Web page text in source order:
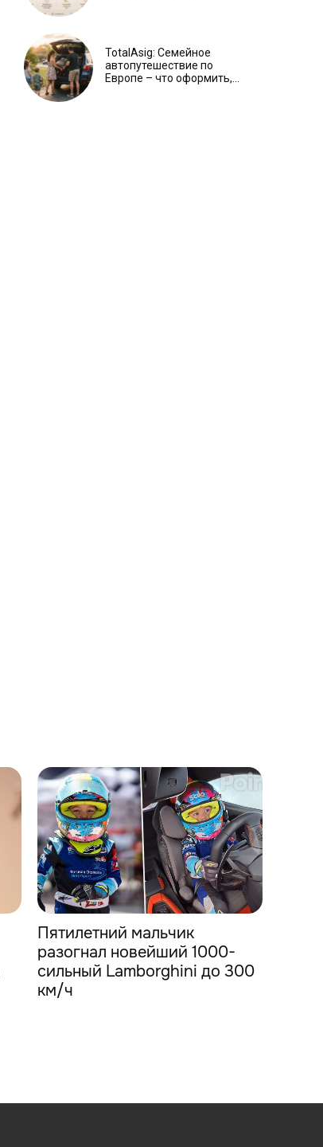
TotalAsig: Семейное
автопутешествие по
Европе – что оформить,
Пятилетний мальчик
разогнал новейший 1000-
сильный Lamborghini до 300
км/ч